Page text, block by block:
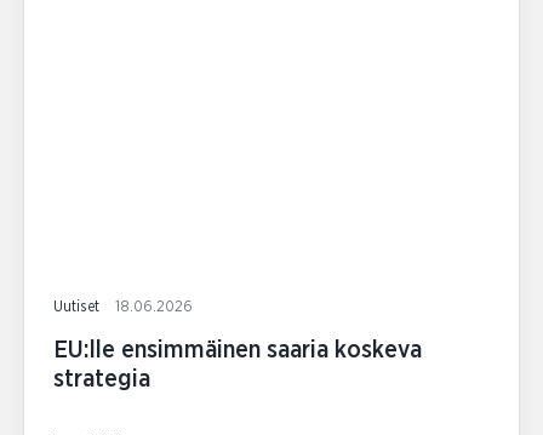
Uutiset 18.06.2026
EU:lle ensimmäinen saaria koskeva
strategia